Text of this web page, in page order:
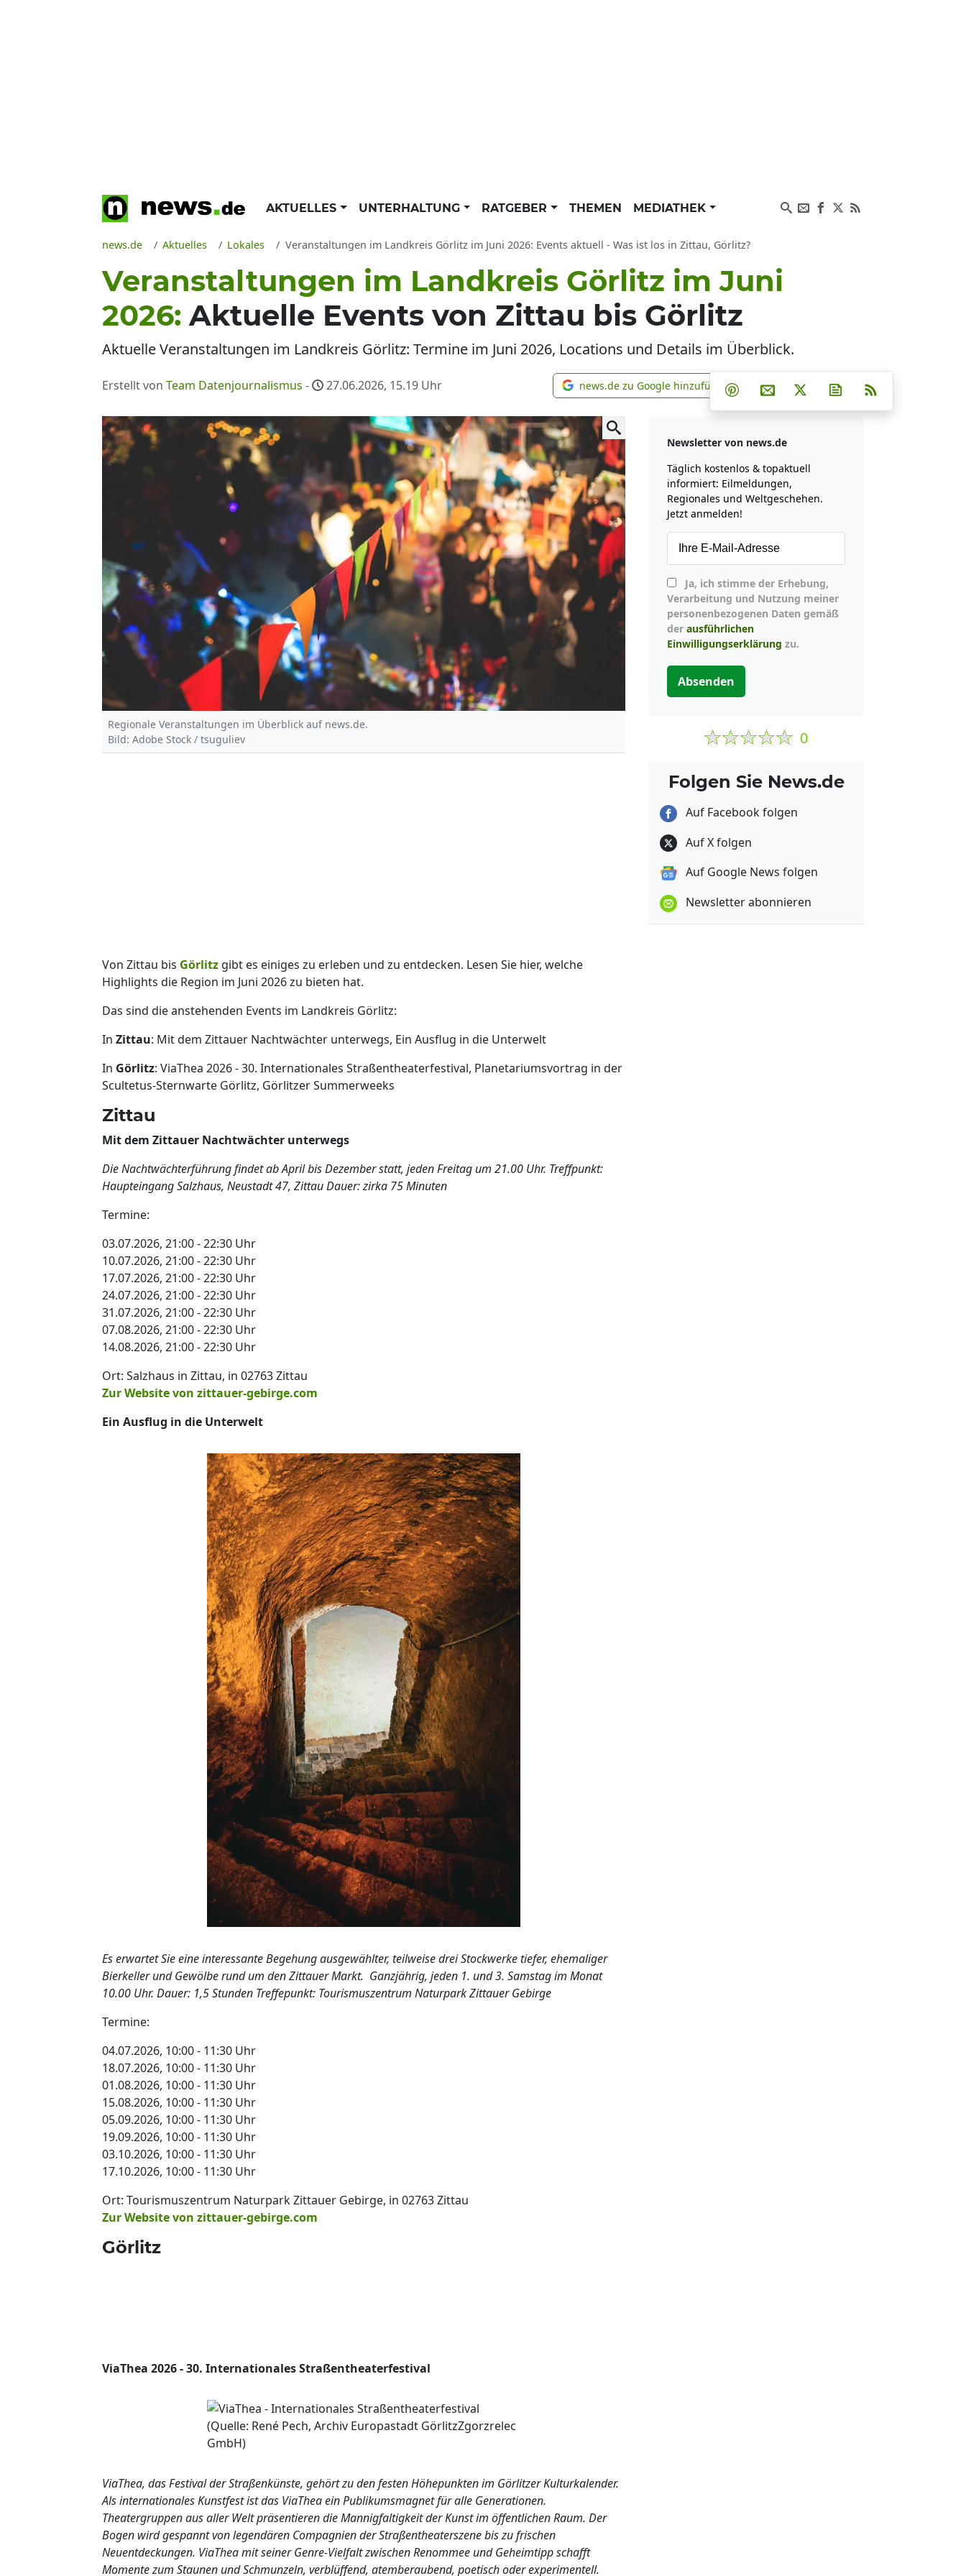
AKTUELLES UNTERHALTUNG RATGEBER THEMEN MEDIATHEK
news.de Aktuelles Lokales Veranstaltungen im Landkreis Görlitz im Juni 2026: Events aktuell - Was ist los in Zittau, Görlitz?
Veranstaltungen im Landkreis Görlitz im Juni
2026:Aktuelle Events von Zittau bis Görlitz
Aktuelle Veranstaltungen im Landkreis Görlitz: Termine im Juni 2026, Locations und Details im Überblick.
Erstellt von Team Datenjournalismus - 27.06.2026, 15.19 Uhr news.de zu Google hinzufügen
news.de zu Google hinzufügen Teilen auf Facebook
Teilen auf Whatsapp
Teilen auf Telegram
Teilen auf Pinterest
Per E-Mail teilen
Post auf XNewsletter
Regionale Veranstaltungen im Überblick auf news.de.
Bild: Adobe Stock / tsuguliev
Von Zittau bis Görlitz gibt es einiges zu erleben und zu entdecken. Lesen Sie hier, welche
Highlights die Region im Juni 2026 zu bieten hat.
Das sind die anstehenden Events im Landkreis Görlitz:
In Zittau: Mit dem Zittauer Nachtwächter unterwegs, Ein Ausflug in die Unterwelt
In Görlitz: ViaThea 2026 - 30. Internationales Straßentheaterfestival, Planetariumsvortrag in der
Scultetus-Sternwarte Görlitz, Görlitzer Summerweeks
Zittau
Mit dem Zittauer Nachtwächter unterwegs
Die Nachtwächterführung findet ab April bis Dezember statt, jeden Freitag um 21.00 Uhr. Treffpunkt:
Haupteingang Salzhaus, Neustadt 47, Zittau Dauer: zirka 75 Minuten
Termine:
03.07.2026, 21:00 - 22:30 Uhr
10.07.2026, 21:00 - 22:30 Uhr
17.07.2026, 21:00 - 22:30 Uhr
24.07.2026, 21:00 - 22:30 Uhr
31.07.2026, 21:00 - 22:30 Uhr
07.08.2026, 21:00 - 22:30 Uhr
14.08.2026, 21:00 - 22:30 Uhr
Ort: Salzhaus in Zittau, in 02763 Zittau
Zur Website von zittauer-gebirge.com
Ein Ausflug in die Unterwelt
Es erwartet Sie eine interessante Begehung ausgewählter, teilweise drei Stockwerke tiefer, ehemaliger
Bierkeller und Gewölbe rund um den Zittauer Markt. Ganzjährig, jeden 1. und 3. Samstag im Monat
10.00 Uhr. Dauer: 1,5 Stunden Treffepunkt: Tourismuszentrum Naturpark Zittauer Gebirge
Termine:
04.07.2026, 10:00 - 11:30 Uhr
18.07.2026, 10:00 - 11:30 Uhr
01.08.2026, 10:00 - 11:30 Uhr
15.08.2026, 10:00 - 11:30 Uhr
05.09.2026, 10:00 - 11:30 Uhr
19.09.2026, 10:00 - 11:30 Uhr
03.10.2026, 10:00 - 11:30 Uhr
17.10.2026, 10:00 - 11:30 Uhr
Ort: Tourismuszentrum Naturpark Zittauer Gebirge, in 02763 Zittau
Zur Website von zittauer-gebirge.com
Görlitz
ViaThea 2026 - 30. Internationales Straßentheaterfestival
ViaThea, das Festival der Straßenkünste, gehört zu den festen Höhepunkten im Görlitzer Kulturkalender.
Als internationales Kunstfest ist das ViaThea ein Publikumsmagnet für alle Generationen.
Theatergruppen aus aller Welt präsentieren die Mannigfaltigkeit der Kunst im öffentlichen Raum. Der
Bogen wird gespannt von legendären Compagnien der Straßentheaterszene bis zu frischen
Neuentdeckungen. ViaThea mit seiner Genre-Vielfalt zwischen Renommee und Geheimtipp schafft
Momente zum Staunen und Schmunzeln, verblüffend, atemberaubend, poetisch oder experimentell.
Newsletter von news.de
Täglich kostenlos & topaktuell
informiert: Eilmeldungen,
Regionales und Weltgeschehen.
Jetzt anmelden!
Verarbeitung und Nutzung meiner
personenbezogenen Daten gemäß
der ausführlichen
Einwilligungserklärung zu.
Absenden
0
Folgen Sie News.de
Auf Facebook folgen
Auf X folgen
Auf Google News folgen
Newsletter abonnieren